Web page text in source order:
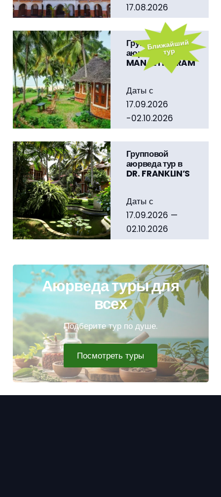
17.08.2026
Стоимость…
Групповой
аюрведа тур в
MANALTHEERAM
Даты с
17.09.2026
-02.10.2026
Стоимость
Ближайший
тур
Групповой
аюрведа тур в
DR. FRANKLIN’S
Даты с
17.09.2026 —
02.10.2026
Стоимость…
Аюрведа туры для
всех
Подберите тур по душе.
Посмотреть туры